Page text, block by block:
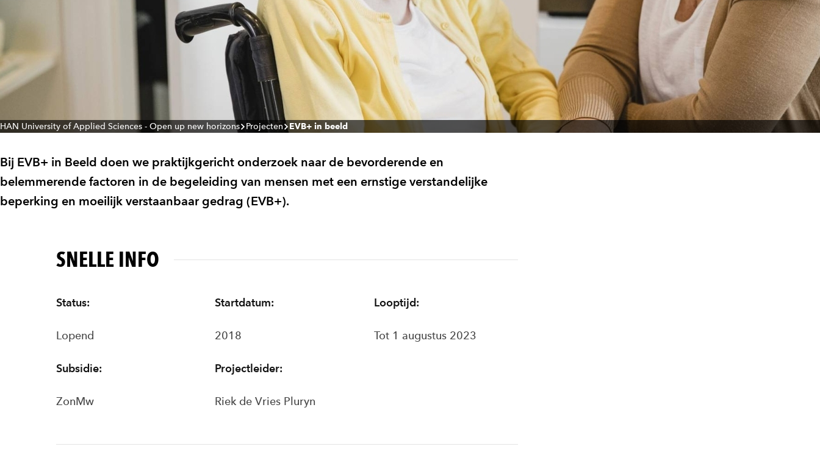
HAN University of Applied Sciences - Open up new horizons Projecten EVB+ in beeld
Bij EVB+ in Beeld doen we praktijkgericht onderzoek naar de bevorderende en
belemmerende factoren in de begeleiding van mensen met een ernstige verstandelijke
beperking en moeilijk verstaanbaar gedrag (EVB+).
SNELLE INFO
Status:
Lopend
Startdatum:
2018
Looptijd:
Tot 1 augustus 2023
Subsidie:
ZonMw
Projectleider:
Riek de Vries Pluryn